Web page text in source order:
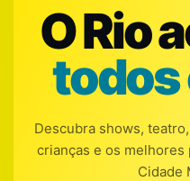
O Rio
todos
Descubra shows,
crianças e os melhores
Cidade